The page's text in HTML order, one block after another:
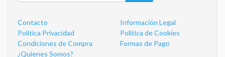
Contacto
Información Legal
Política Privacidad
Política de Cookies
Condiciones de Compra
Formas de Pago
¿Quienes Somos?